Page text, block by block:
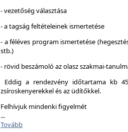
- vezetőség választása
- a tagság feltételeinek ismertetése
- a féléves program ismertetése
stb.)
- rövid beszámoló az olasz szakmai-
Eddig a rendezvény időtartama kb
zsíroskenyerekkel és az üdítőkkel.
Felhívjuk mindenki figyelmét
...
Tovább